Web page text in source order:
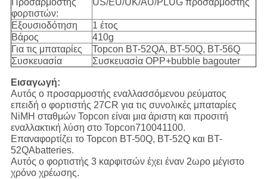
Προσαρμοστής
φορτιστών:
US/EU/UK/AU/PLUG προσαρμοστής
Εξουσιοδότηση
1 έτος
Βάρος
410g
Για τις μπαταρίες
Topcon BT-52QA, BT-50Q, BT-56Q
Συσκευασία
Συσκευασία OPP+bubble bagouter
Εισαγωγή:
Αυτός ο προσαρμοστής εναλλασσόμενου ρεύματος
επειδή ο φορτιστής 27CR για τις συνολικές μπαταρίες
NiMH σταθμών Topcon είναι μια άριστη και προσιτή
εναλλακτική λύση στο Topcon710041100.
Επαναφορτίζει το Topcon BT-50Q, BT-52Q και BT-
52QAbatteries.
Αυτός ο φορτιστής 3 καρφιτσών έχει έναν 2ωρο μέγιστο
χρόνο χρέωσης.